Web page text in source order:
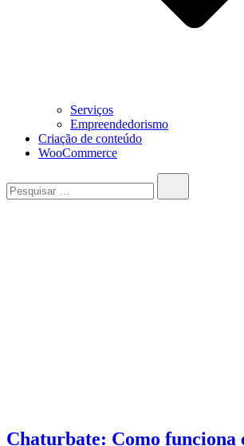
Serviços
Empreendedorismo
Criação de conteúdo
WooCommerce
Chaturbate: Como funciona